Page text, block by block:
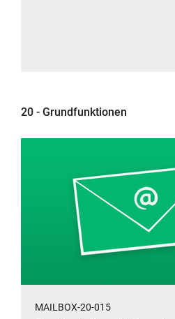
20 - Grundfunktionen
MAILBOX-20-015